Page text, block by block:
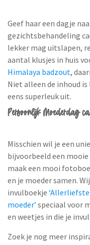
Geef haar een dagje
gezichtsbehandeling
lekker mag uitslapen,
aantal klusjes in huis
Himalaya badzout,
Niet alleen de inhoud
eens superleuk uit.
Persoonlijk Moederdag
Misschien wil je een
bijvoorbeeld een
maak een mooi
en je moeder samen.
invulboekje
moeder’ speciaal voor
en weetjes in die je
Zoek je nog meer